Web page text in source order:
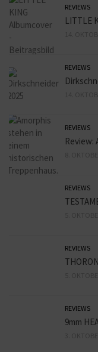
REVIEWS
LITTLE
REVIEWS
REVIEWS
Review:
REVIEWS
REVIEWS
REVIEWS
9mm